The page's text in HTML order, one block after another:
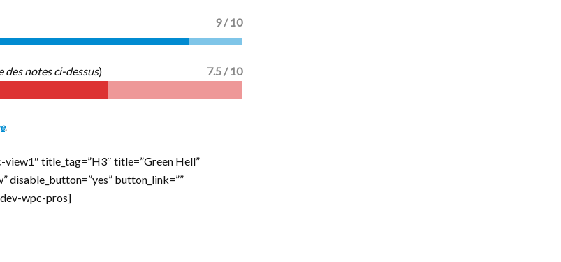
9 / 10
des notes ci-dessus) 7.5 / 10
.
title_tag=”H3″ title=”Green Hell”
disable_button=”yes” button_link=””
wpc-pros]